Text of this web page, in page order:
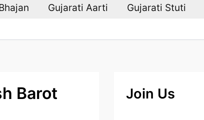
Gujarati Aarti Gujarati Stuti
Barot
Join Us